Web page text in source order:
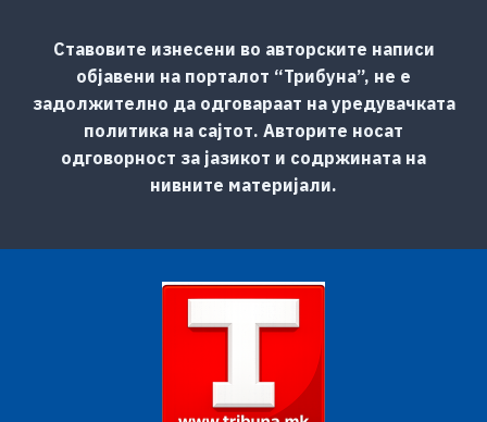
Ставовите изнесени во авторските написи
објавени на порталот “Трибуна”, не е
задолжително да одговараат на уредувачката
политика на сајтот. Авторите носат
одговорност за јазикот и содржината на
нивните материјали.